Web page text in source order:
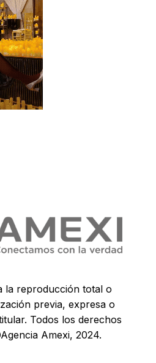
la reproducción total o
previa, expresa o
Todos los derechos
Amexi, 2024.